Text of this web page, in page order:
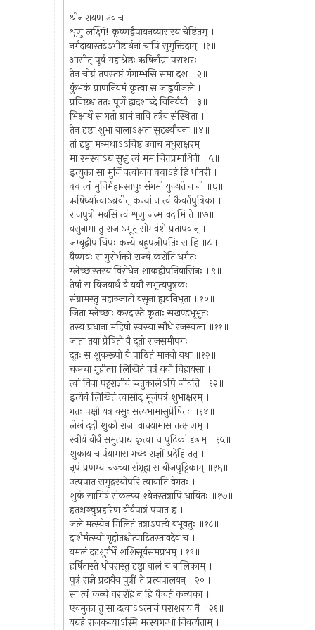
श्रीनारायण उवाच-
शृणु लक्ष्मि! कृष्णद्वैपायनव्यासस्य चेष्टितम् ।
नर्मदायास्तटेऽभीष्टार्थनां चापि सुमुक्तिदाम् ॥१॥
आसीत् पूर्वं महाश्रेष्ठः ऋषिर्नाम्ना पराशरः ।
तेन चोग्रं तपस्तप्तं गंगाम्भसि समा दश ॥२॥
कुंभकं प्राणनियमं कृत्वा स जाह्नवीजले ।
प्रविष्टश्च ततः पूर्णे द्वादशाब्दे विनिर्ययौ ॥३॥
भिक्षार्थे स गतो ग्रामं नावि तत्रैव संस्थिता ।
तेन दृष्टा शुभा बालाऽक्षता सुदृढयौवना ॥४॥
तां दृष्ट्वा मन्मथाऽऽविष्ट उवाच मधुराक्षरम् ।
मा रमस्वाऽद्य सुभ्रु त्वं मम चित्तप्रमाथिनी ॥५॥
इत्युक्ता सा मुनिं नत्वोवाच क्वाऽहं हि धीवरी ।
क्व त्वं मुनिर्महान्साधुः संगमो युज्यते न नो ॥६॥
ऋषिर्ध्यात्वाऽब्रवीत् कन्यां न त्वं कैवर्तपुत्रिका ।
राजपुत्री भवसि त्वं शृणु जन्म वदामि ते ॥७॥
वसुनामा तु राजाऽभूत् सोमवंशे प्रतापवान् ।
जम्बूद्वीपाधिपः कन्ये बहुपत्नीपतिः स हि ॥८॥
वैष्णवः स गुरोर्भक्तो राज्यं करोति धर्मतः ।
म्लेच्छास्तस्य विरोधेन शाकद्वीपनिवासिनः ॥९॥
तेषां स विजयार्थं वै ययौ सभृत्यपुत्रकः ।
संग्रामस्तु महाञ्जातो वसुना ह्यवनिभृता ॥१०॥
जिता म्लेच्छाः करदास्ते कृताः सखण्डभूभृतः ।
तस्य प्रधाना महिषी स्वस्या सौधे रजस्वला ॥११॥
जाता तया प्रेषितो वै दूतो राजसमीपगः ।
दूतः स शुकरूपो वै पाठितं मानवो यथा ॥१२॥
चञ्च्वा गृहीत्वा लिखितं पत्रं ययौ विहायसा ।
त्वां विना पट्टराज्ञीयं ऋतुकालेऽपि जीवति ॥१२॥
इत्येवं लिखितं त्वासीद् भूर्जपत्रं शुभाक्षरम् ।
गतः पक्षी यत्र वसुः सत्यभामासुप्रेषितः ॥१४॥
लेखं ददौ शुको राजा वाचयामास तत्क्षणम् ।
स्वीयं वीर्यं समुत्पाद्य कृत्वा च पुटिकां दृढाम् ॥१५॥
शुकाय चार्पयामास गच्छ राज्ञीं प्रदेहि तत् ।
नृपं प्रणम्य चञ्च्वा संगृह्य स बीजपुट्टिकाम् ॥१६॥
उत्पपात समुद्रस्योपरि त्वायाति वेगतः ।
शुकं सामिषं संकल्प्य श्येनस्तत्रापि धावितः ॥१७॥
हतश्चञ्चुप्रहारेण वीर्यपात्रं पपात ह ।
जले मत्स्येन गिलितं तत्राऽपत्ये बभूवतुः ॥१८॥
दाशैर्मत्स्यो गृहीतश्चोत्पाटितस्तावदेव च ।
यमलं ददृशुर्गर्भे शशिसूर्यसमप्रभम् ॥१९॥
हर्षितास्ते धीवरास्तु दृष्ट्वा बालं च बालिकाम् ।
पुत्रं राज्ञे प्रदायैव पुत्रीं ते प्रत्यपालयन् ॥२०॥
सा त्वं कन्ये वरारोहे न हि कैवर्त कन्यका ।
एवमुक्ता तु सा दत्वाऽऽत्मानं पराशराय वै ॥२१॥
यद्यहं राजकन्याऽस्मि मत्स्यगन्धो निवर्त्यताम् ।